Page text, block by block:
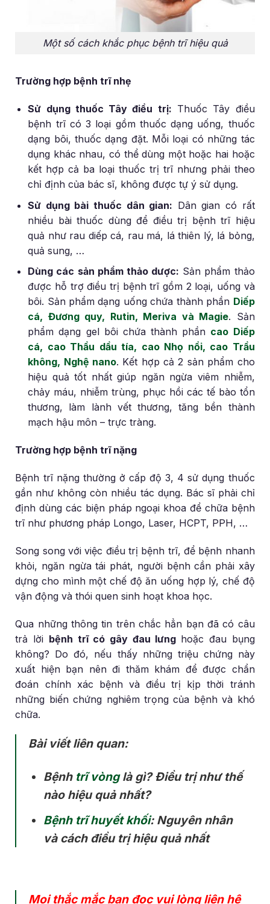
Một số cách khắc phục bệnh trĩ hiệu quả
Trường hợp bệnh trĩ nhẹ
Sử dụng thuốc Tây điều trị: Thuốc Tây điều
bệnh trĩ có 3 loại gồm thuốc dạng uống, thuốc
dạng bôi, thuốc dạng đặt. Mỗi loại có những tác
dụng khác nhau, có thể dùng một hoặc hai hoặc
kết hợp cả ba loại thuốc trị trĩ nhưng phải theo
chỉ định của bác sĩ, không được tự ý sử dụng.
Sử dụng bài thuốc dân gian: Dân gian có rất
nhiều bài thuốc dùng để điều trị bệnh trĩ hiệu
quả như rau diếp cá, rau má, lá thiên lý, lá bỏng,
quả sung, …
Dùng các sản phẩm thảo dược: Sản phẩm thảo
được hỗ trợ điều trị bệnh trĩ gồm 2 loại, uống và
bôi. Sản phẩm dạng uống chứa thành phần Diếp
cá, Đương quy, Rutin, Meriva và Magie. Sản
phẩm dạng gel bôi chứa thành phần cao Diếp
cá, cao Thầu dầu tía, cao Nhọ nồi, cao Trầu
không, Nghệ nano. Kết hợp cả 2 sản phẩm cho
hiệu quả tốt nhất giúp ngăn ngừa viêm nhiễm,
chảy máu, nhiễm trùng, phục hồi các tế bào tổn
thương, làm lành vết thương, tăng bền thành
mạch hậu môn – trực tràng.
Trường hợp bệnh trĩ nặng
Bệnh trĩ nặng thường ở cấp độ 3, 4 sử dụng thuốc
gần như không còn nhiều tác dụng. Bác sĩ phải chỉ
định dùng các biện pháp ngoại khoa để chữa bệnh
trĩ như phương pháp Longo, Laser, HCPT, PPH, …
Song song với việc điều trị bệnh trĩ, để bệnh nhanh
khỏi, ngăn ngừa tái phát, người bệnh cần phải xây
dựng cho mình một chế độ ăn uống hợp lý, chế độ
vận động và thói quen sinh hoạt khoa học.
Qua những thông tin trên chắc hẳn bạn đã có câu
trả lời bệnh trĩ có gây đau lưng hoặc đau bụng
không? Do đó, nếu thấy những triệu chứng này
xuất hiện bạn nên đi thăm khám để được chẩn
đoán chính xác bệnh và điều trị kịp thời tránh
những biến chứng nghiêm trọng của bệnh và khó
chữa.
Bài viết liên quan:
Bệnh trĩ vònglà gì? Điều trị như thế
nào hiệu quả nhất?
Bệnh trĩ huyết khối: Nguyên nhân
và cách điều trị hiệu quả nhất
Mọi thắc mắc bạn đọc vui lòng liên hệ